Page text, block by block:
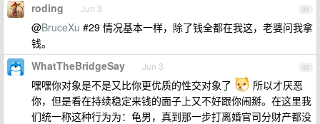
91
roding Jun 3
@BruceXu #29 情况基本一样，除了钱全都在我这，老婆问我拿
钱。
92
WhatTheBridgeSay Jun 3
嘿嘿你对象是不是又比你更优质的性交对象了
所以才厌恶
你，但是看在持续稳定来钱的面子上又不好跟你闹掰。在这里我
们统一称这种行为为：龟男，真到那一步打离婚官司分财产都没